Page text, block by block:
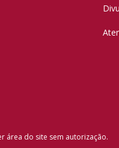
área do site sem autorização.